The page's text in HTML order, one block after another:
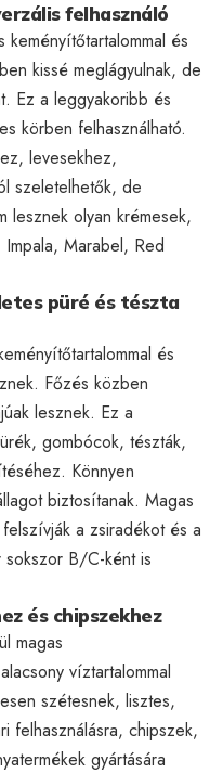
felhasználó
keményítőtartalommal és
kissé meglágyulnak, de
Ez a leggyakoribb és
körben felhasználható.
levesekhez,
szeletelhetők, de
lesznek olyan krémesek,
Marabel, Red
püré és tészta
és
Főzés közben
lesznek. Ez a
gombócok, tészták,
Könnyen
biztosítanak. Magas
a zsiradékot és a
B/C-ként is
és chipszekhez
magas
víztartalommal
szétesnek, lisztes,
felhasználásra, chipszek,
gyártására